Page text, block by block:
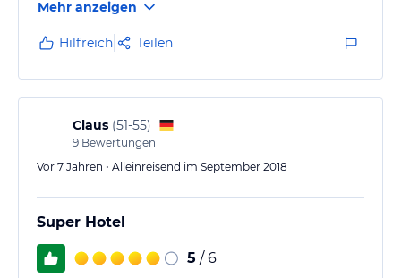
Mehr anzeigen
Hilfreich Teilen
Claus (51-55)
9 Bewertungen
Vor 7 Jahren • Alleinreisend im September 2018
Super Hotel
5 / 6